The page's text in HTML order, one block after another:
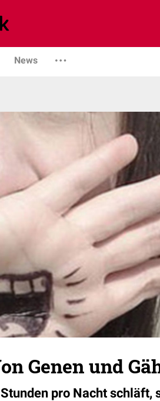
News
Genen und
pro Nacht schläft,